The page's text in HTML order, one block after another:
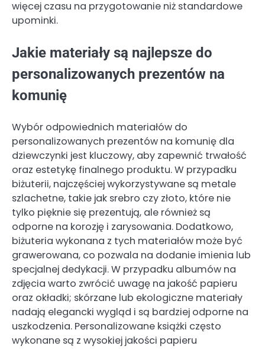
więcej czasu na przygotowanie niż standardowe
upominki.
Jakie materiały są najlepsze do
personalizowanych prezentów na
komunię
Wybór odpowiednich materiałów do
personalizowanych prezentów na komunię dla
dziewczynki jest kluczowy, aby zapewnić trwałość
oraz estetykę finalnego produktu. W przypadku
biżuterii, najczęściej wykorzystywane są metale
szlachetne, takie jak srebro czy złoto, które nie
tylko pięknie się prezentują, ale również są
odporne na korozję i zarysowania. Dodatkowo,
biżuteria wykonana z tych materiałów może być
grawerowana, co pozwala na dodanie imienia lub
specjalnej dedykacji. W przypadku albumów na
zdjęcia warto zwrócić uwagę na jakość papieru
oraz okładki; skórzane lub ekologiczne materiały
nadają elegancki wygląd i są bardziej odporne na
uszkodzenia. Personalizowane książki często
wykonane są z wysokiej jakości papieru